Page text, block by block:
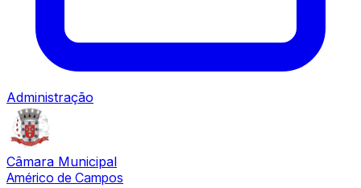
Administração
Câmara Municipal
Américo de Campos